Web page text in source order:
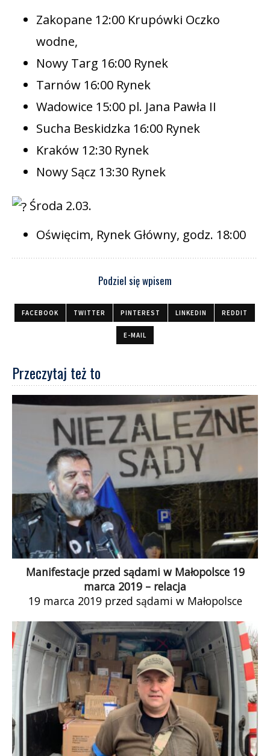
Zakopane 12:00 Krupówki Oczko
wodne,
Nowy Targ 16:00 Rynek
Tarnów 16:00 Rynek
Wadowice 15:00 pl. Jana Pawła II
Sucha Beskidzka 16:00 Rynek
Kraków 12:30 Rynek
Nowy Sącz 13:30 Rynek
Środa 2.03.
Oświęcim, Rynek Główny, godz. 18:00
Podziel się wpisem
FACEBOOK TWITTER PINTEREST LINKEDIN REDDIT
E-MAIL
Przeczytaj też to
Manifestacje przed sądami w Małopolsce 19
marca 2019 – relacja
19 marca 2019 przed sądami w Małopolsce
Manifestacje były związane z rozprawą
Trybunału Sprawiedliwości Unii Europejskiej […]